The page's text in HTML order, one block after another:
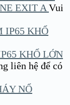
EXIT A Vui
KHỔ LỚN
liên hệ để có